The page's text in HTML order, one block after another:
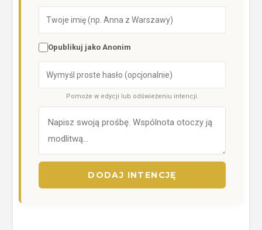
Opublikuj jako Anonim
Pomoże w edycji lub odświeżeniu intencji.
DODAJ INTENCJĘ